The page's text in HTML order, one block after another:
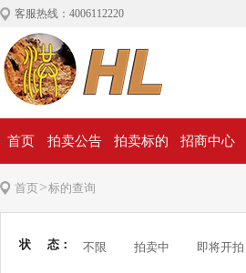
客服热线：4006112220
首页 拍卖公告 拍卖标的 招商中心
首页>标的查询
状 态： 不限 拍卖中 即将开拍